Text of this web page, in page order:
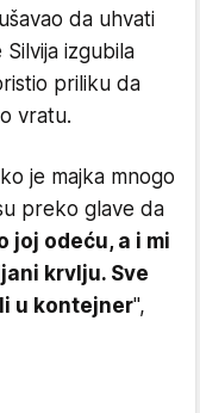
da uhvati
izgubila
priliku da
vratu.
je majka mnogo
preko glave da
joj odeću, a i mi
krvlju. Sve
u kontejner",